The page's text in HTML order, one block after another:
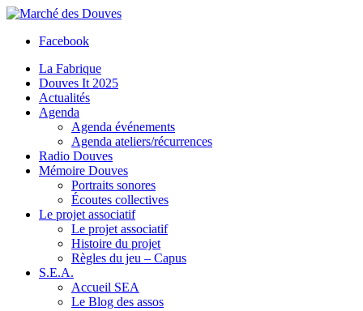
Facebook
La Fabrique
Douves It 2025
Actualités
Agenda
Agenda événements
Agenda ateliers/récurrences
Radio Douves
Mémoire Douves
Portraits sonores
Écoutes collectives
Le projet associatif
Le projet associatif
Histoire du projet
Règles du jeu – Capus
S.E.A.
Accueil SEA
Le Blog des assos